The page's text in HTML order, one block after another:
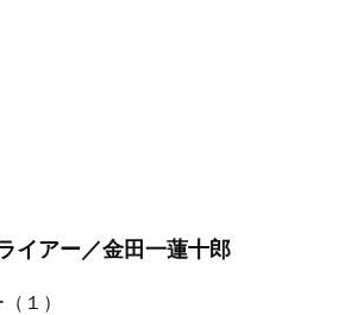
イアー／金田一蓮十郎
１）